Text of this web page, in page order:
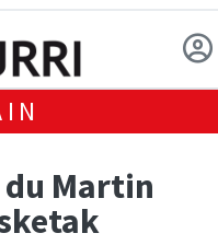
Martin